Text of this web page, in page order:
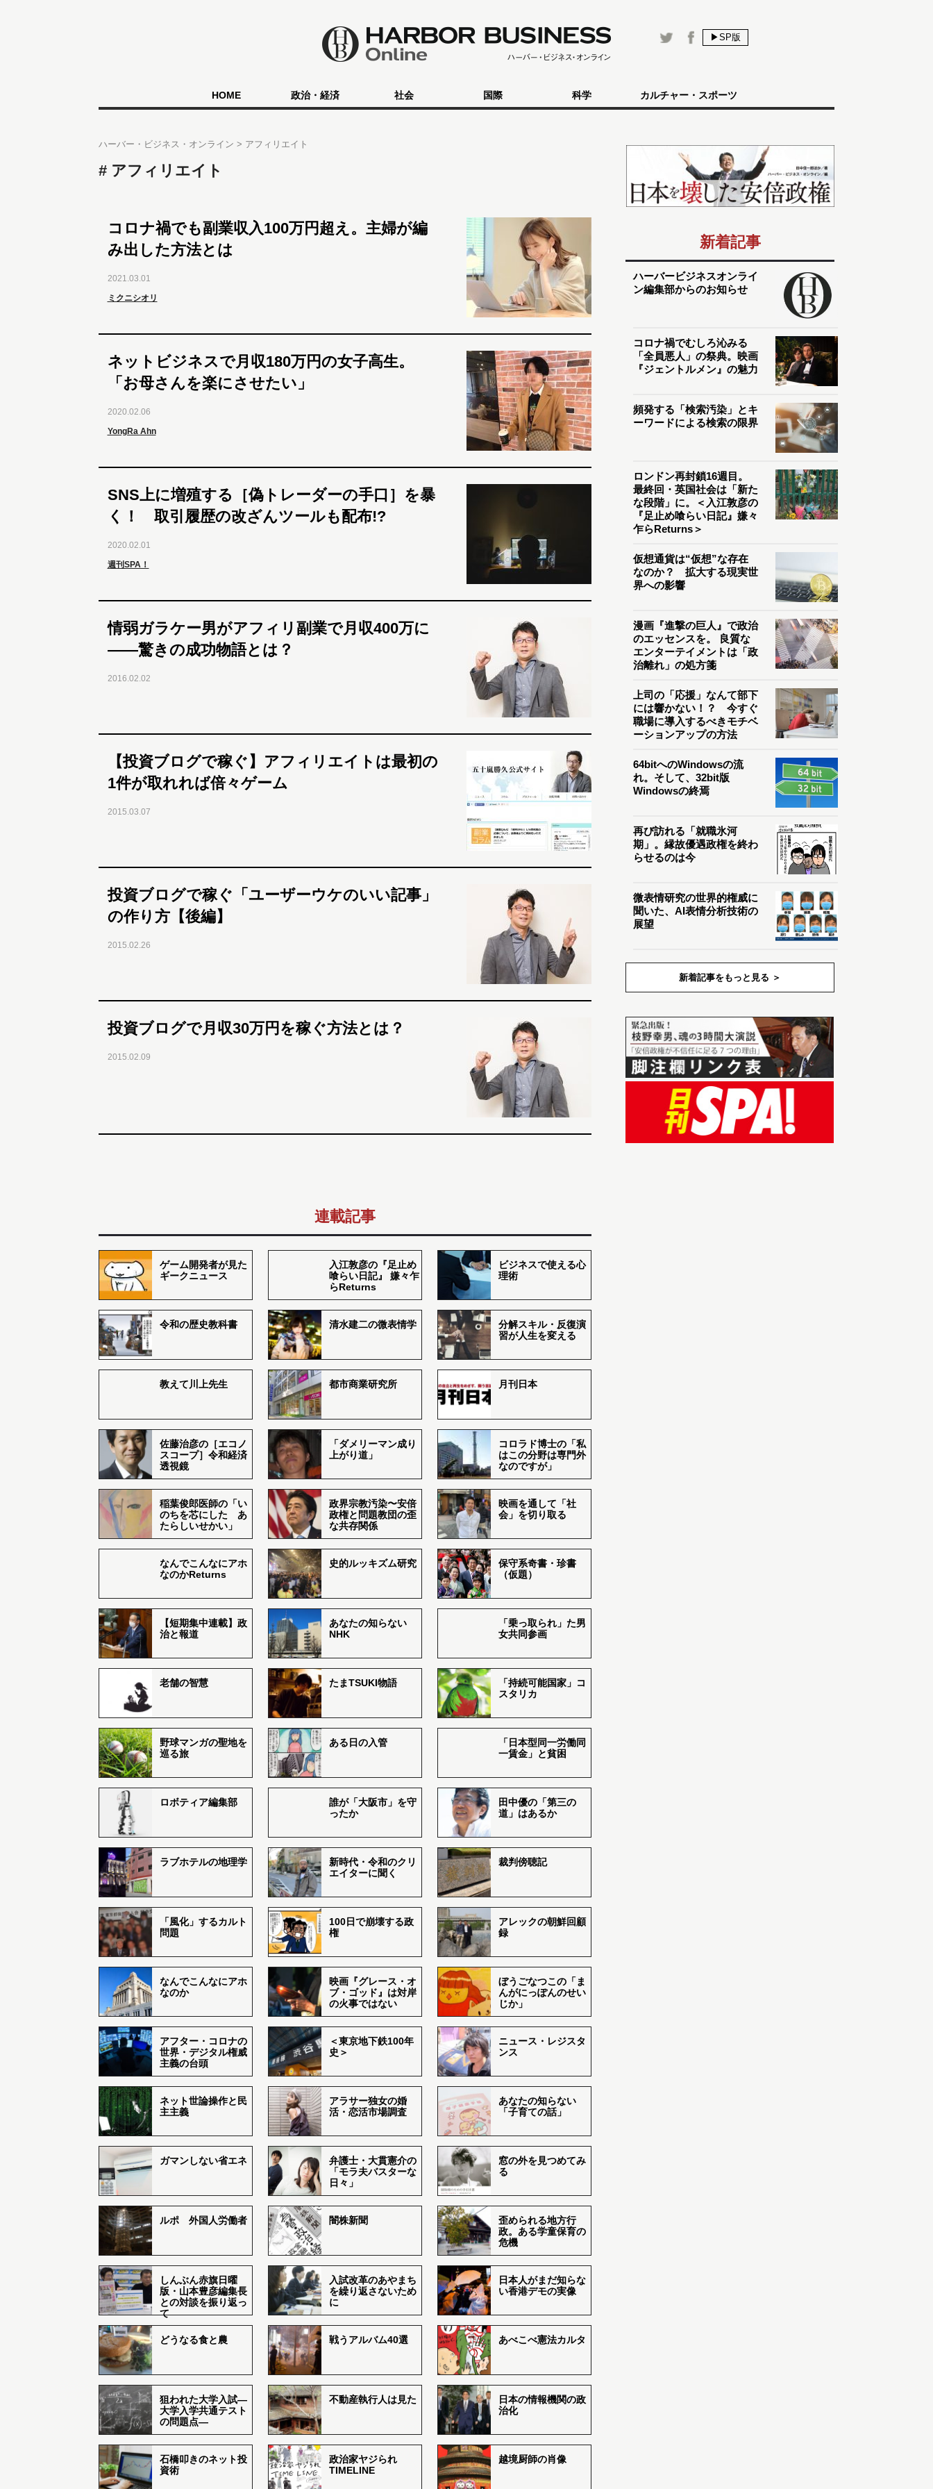
▶SP版
HOME 政治・経済 社会 国際 科学 カルチャー・スポーツ
ハーバー・ビジネス・オンライン アフィリエイト
アフィリエイト
コロナ禍でも副業収入100万円超え。主婦が編
み出した方法とは
2021.03.01
ミクニシオリ
ネットビジネスで月収180万円の女子高生。
「お母さんを楽にさせたい」
2020.02.06
YongRa Ahn
SNS上に増殖する［偽トレーダーの手口］を暴
く！ 取引履歴の改ざんツールも配布!?
2020.02.01
週刊SPA！
情弱ガラケー男がアフィリ副業で月収400万に
――驚きの成功物語とは？
2016.02.02
【投資ブログで稼ぐ】アフィリエイトは最初の
1件が取れれば倍々ゲーム
2015.03.07
投資ブログで稼ぐ「ユーザーウケのいい記事」
の作り方【後編】
2015.02.26
投資ブログで月収30万円を稼ぐ方法とは？
2015.02.09
連載記事
ゲーム開発者が見た
ギークニュース
入江敦彦の『足止め
喰らい日記』 嫌々乍
らReturns
ビジネスで使える心
理術
令和の歴史教科書 清水建二の微表情学
分解スキル・反復演
習が人生を変える
教えて川上先生 都市商業研究所 月刊日本
佐藤治彦の［エコノ
スコープ］令和経済
透視鏡
「ダメリーマン成り
上がり道」
コロラド博士の「私
はこの分野は専門外
なのですが」
稲葉俊郎医師の「い
のちを芯にした あ
たらしいせかい」
政界宗教汚染〜安倍
政権と問題教団の歪
な共存関係
映画を通して「社
会」を切り取る
なんでこんなにアホ
なのかReturns
史的ルッキズム研究
保守系奇書・珍書
（仮題）
【短期集中連載】政
治と報道
あなたの知らない
NHK
「乗っ取られ」た男
女共同参画
老舗の智慧 たまTSUKI物語
「持続可能国家」コ
スタリカ
野球マンガの聖地を
巡る旅
ある日の入管
「日本型同一労働同
一賃金」と貧困
ロボティア編集部
誰が「大阪市」を守
ったか
田中優の「第三の
道」はあるか
ラブホテルの地理学
新時代・令和のクリ
エイターに聞く
裁判傍聴記
「風化」するカルト
問題
100日で崩壊する政
権
アレックの朝鮮回顧
録
なんでこんなにアホ
なのか
映画『グレース・オ
ブ・ゴッド』は対岸
の火事ではない
ぼうごなつこの「ま
んがにっぽんのせい
じか」
アフター・コロナの
世界・デジタル権威
主義の台頭
＜東京地下鉄100年
史＞
ニュース・レジスタ
ンス
ネット世論操作と民
主主義
アラサー独女の婚
活・恋活市場調査
あなたの知らない
「子育ての話」
ガマンしない省エネ
弁護士・大貫憲介の
「モラ夫バスターな
日々」
窓の外を見つめてみ
る
ルポ 外国人労働者 闇株新聞
歪められる地方行
政。ある学童保育の
危機
しんぶん赤旗日曜
版・山本豊彦編集長
との対談を振り返っ
て
入試改革のあやまち
を繰り返さないため
に
日本人がまだ知らな
い香港デモの実像
どうなる食と農 戦うアルバム40選 あべこべ憲法カルタ
狙われた大学入試―
大学入学共通テスト
の問題点―
不動産執行人は見た
日本の情報機関の政
治化
石橋叩きのネット投
資術
政治家ヤジられ
TIMELINE
越境厨師の肖像
新着記事
ハーバービジネスオンライ
ン編集部からのお知らせ
コロナ禍でむしろ沁みる
「全員悪人」の祭典。映画
『ジェントルメン』の魅力
頻発する「検索汚染」とキ
ーワードによる検索の限界
ロンドン再封鎖16週目。
最終回・英国社会は「新た
な段階」に。＜入江敦彦の
『足止め喰らい日記』嫌々
乍らReturns＞
仮想通貨は“仮想”な存在
なのか？ 拡大する現実世
界への影響
漫画『進撃の巨人』で政治
のエッセンスを。 良質な
エンターテイメントは「政
治離れ」の処方箋
上司の「応援」なんて部下
には響かない！？ 今すぐ
職場に導入するべきモチベ
ーションアップの方法
64bitへのWindowsの流
れ。そして、32bit版
Windowsの終焉
再び訪れる「就職氷河
期」。縁故優遇政権を終わ
らせるのは今
微表情研究の世界的権威に
聞いた、AI表情分析技術の
展望
新着記事をもっと見る